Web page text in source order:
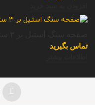
تماس بگیرید